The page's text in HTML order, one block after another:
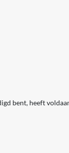
bent, heeft